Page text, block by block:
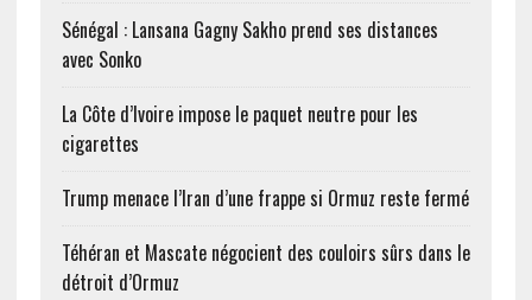
Sénégal : Lansana Gagny Sakho prend ses distances
avec Sonko
La Côte d’Ivoire impose le paquet neutre pour les
cigarettes
Trump menace l’Iran d’une frappe si Ormuz reste fermé
Téhéran et Mascate négocient des couloirs sûrs dans le
détroit d’Ormuz